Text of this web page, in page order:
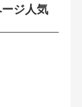
ジ人気